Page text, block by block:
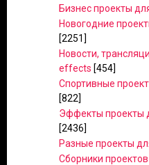
Бизнес проекты
Новогодние
[2251]
Новости,
effects [454]
Спортивные
[822]
Эффекты проекты
[2436]
Разные проекты
Сборники проектов